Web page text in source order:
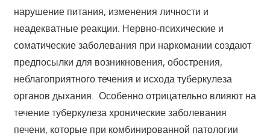
нарушение питания, изменения личности и
неадекватные реакции. Нервно-психические и
соматические заболевания при наркомании создают
предпосылки для возникновения, обострения,
неблагоприятного течения и исхода туберкулеза
органов дыхания. Особенно отрицательно влияют на
течение туберкулеза хронические заболевания
печени, которые при комбинированной патологии